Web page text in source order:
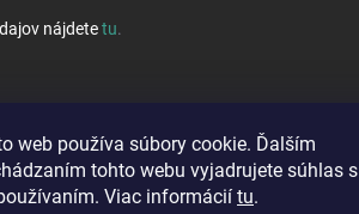
web používa súbory cookie. Ďalším
tohto webu vyjadrujete súhlas s
Viac informácií tu.
nájdetetu.